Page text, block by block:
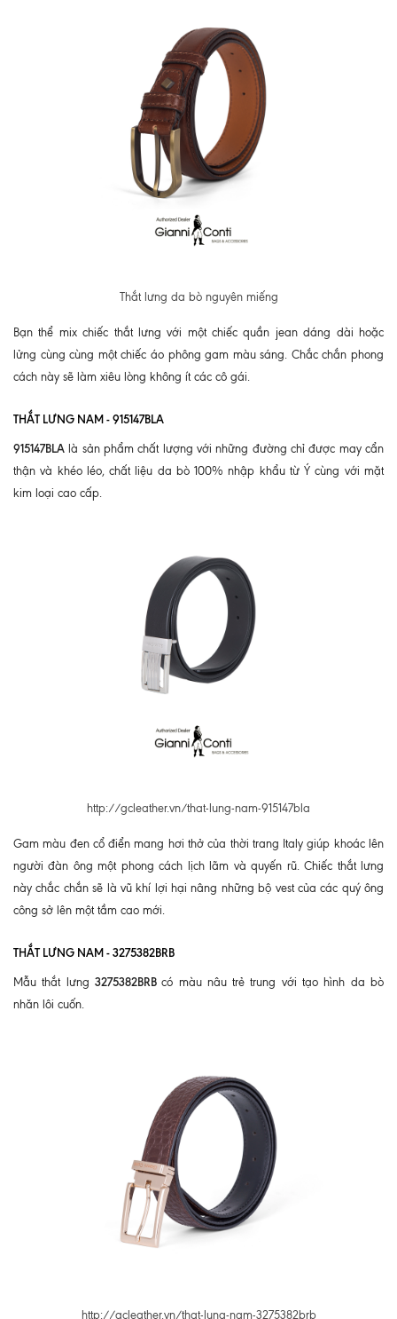
Thắt lưng da bò nguyên miếng
Bạn thể mix chiếc thắt lưng với một chiếc quần jean dáng dài hoặc
lửng cùng cùng một chiếc áo phông gam màu sáng. Chắc chắn phong
cách này sẽ làm xiêu lòng không ít các cô gái.
THẮT LƯNG NAM - 915147BLA
915147BLA là sản phẩm chất lượng với những đường chỉ được may cẩn
thận và khéo léo, chất liệu da bò 100% nhập khẩu từ Ý cùng với mặt
kim loại cao cấp.
http://gcleather.vn/that-lung-nam-915147bla
Gam màu đen cổ điển mang hơi thở của thời trang Italy giúp khoác lên
người đàn ông một phong cách lịch lãm và quyến rũ. Chiếc thắt lưng
này chắc chắn sẽ là vũ khí lợi hại nâng những bộ vest của các quý ông
công sở lên một tầm cao mới.
THẮT LƯNG NAM - 3275382BRB
Mẫu thắt lưng 3275382BRBcó màu nâu trẻ trung với tạo hình da bò
nhăn lôi cuốn.
http://gcleather.vn/that-lung-nam-3275382brb